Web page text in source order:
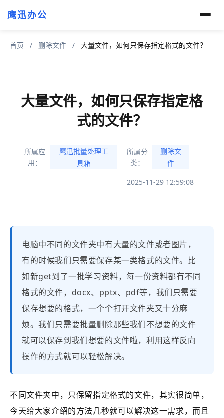
鹰迅办公
首页 / 删除文件 / 大量文件，如何只保存指定格式的文件？
大量文件，如何只保存指定格
式的文件？
所属应
用：
鹰迅批量处理工
具箱
所属分
类：
删除文
件
2025-11-29 12:59:08
电脑中不同的文件夹中有大量的文件或者图片，
有的时候我们只需要保存某一类格式的文件。比
如新get到了一批学习资料，每一份资料都有不同
格式的文件，docx、pptx、pdf等，我们只需要
保存想要的格式，一个个打开文件夹又十分麻
烦。我们只需要批量删除那些我们不想要的文件
就可以保存到我们想要的文件啦，利用这样反向
操作的方式就可以轻松解决。
不同文件夹中，只保留指定格式的文件，其实很简单，
今天给大家介绍的方法几秒就可以解决这一需求，而且